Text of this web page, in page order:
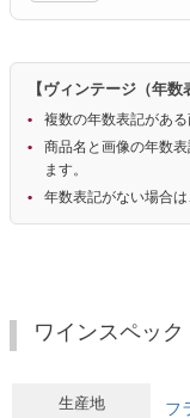
【ヴィンテージ（年数
複数の年数表記がある
商品名と画像の年数表
ます。
年数表記がない場合は
ワインスペック
生産地 フ